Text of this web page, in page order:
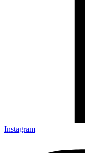
Instagram